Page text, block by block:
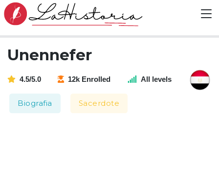
Unennefer
4.5/5.0 12k Enrolled All levels
Biografia Sacerdote